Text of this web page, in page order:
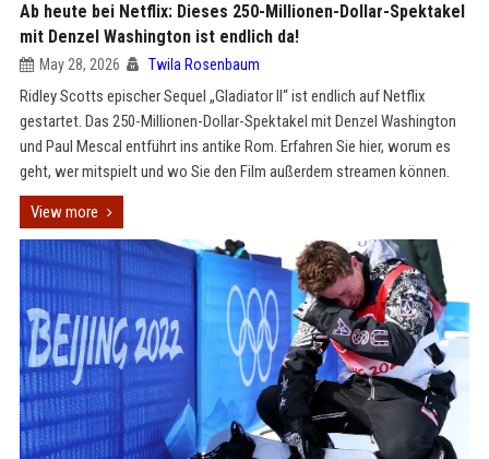
Ab heute bei Netflix: Dieses 250-Millionen-Dollar-Spektakel
mit Denzel Washington ist endlich da!
May 28, 2026 Twila Rosenbaum
Ridley Scotts epischer Sequel „Gladiator II“ ist endlich auf Netflix
gestartet. Das 250-Millionen-Dollar-Spektakel mit Denzel Washington
und Paul Mescal entführt ins antike Rom. Erfahren Sie hier, worum es
geht, wer mitspielt und wo Sie den Film außerdem streamen können.
View more